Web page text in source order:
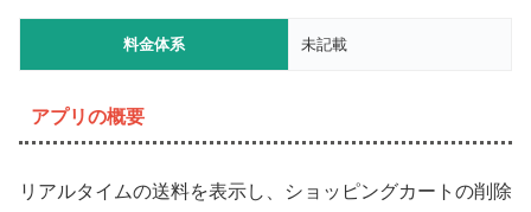
料金体系 未記載
アプリの概要
リアルタイムの送料を表示し、ショッピングカートの削除